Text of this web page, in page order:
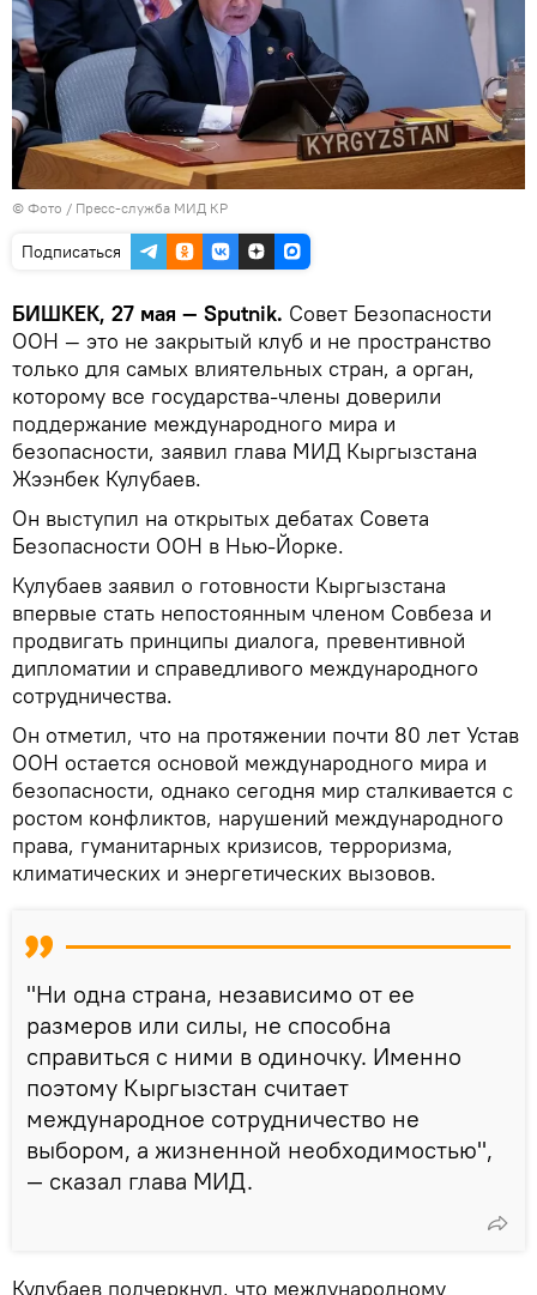
© Фото / Пресс-служба МИД КР
Подписаться
БИШКЕК, 27 мая — Sputnik. Совет Безопасности
ООН — это не закрытый клуб и не пространство
только для самых влиятельных стран, а орган,
которому все государства-члены доверили
поддержание международного мира и
безопасности, заявил глава МИД Кыргызстана
Жээнбек Кулубаев.
Он выступил на открытых дебатах Совета
Безопасности ООН в Нью-Йорке.
Кулубаев заявил о готовности Кыргызстана
впервые стать непостоянным членом Совбеза и
продвигать принципы диалога, превентивной
дипломатии и справедливого международного
сотрудничества.
Он отметил, что на протяжении почти 80 лет Устав
ООН остается основой международного мира и
безопасности, однако сегодня мир сталкивается с
ростом конфликтов, нарушений международного
права, гуманитарных кризисов, терроризма,
климатических и энергетических вызовов.
"Ни одна страна, независимо от ее
размеров или силы, не способна
справиться с ними в одиночку. Именно
поэтому Кыргызстан считает
международное сотрудничество не
выбором, а жизненной необходимостью",
— сказал глава МИД.
Кулубаев подчеркнул, что международному